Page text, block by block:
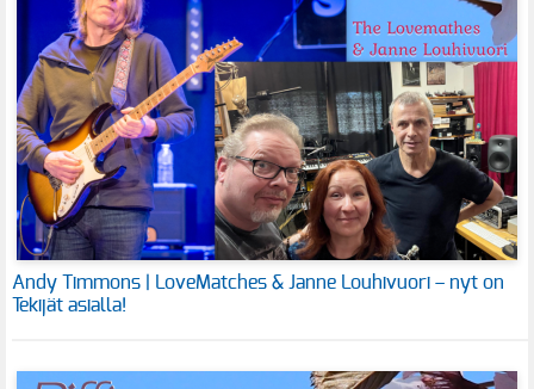
Andy Timmons | LoveMatches & Janne Louhivuori – nyt on
Tekijät asialla!